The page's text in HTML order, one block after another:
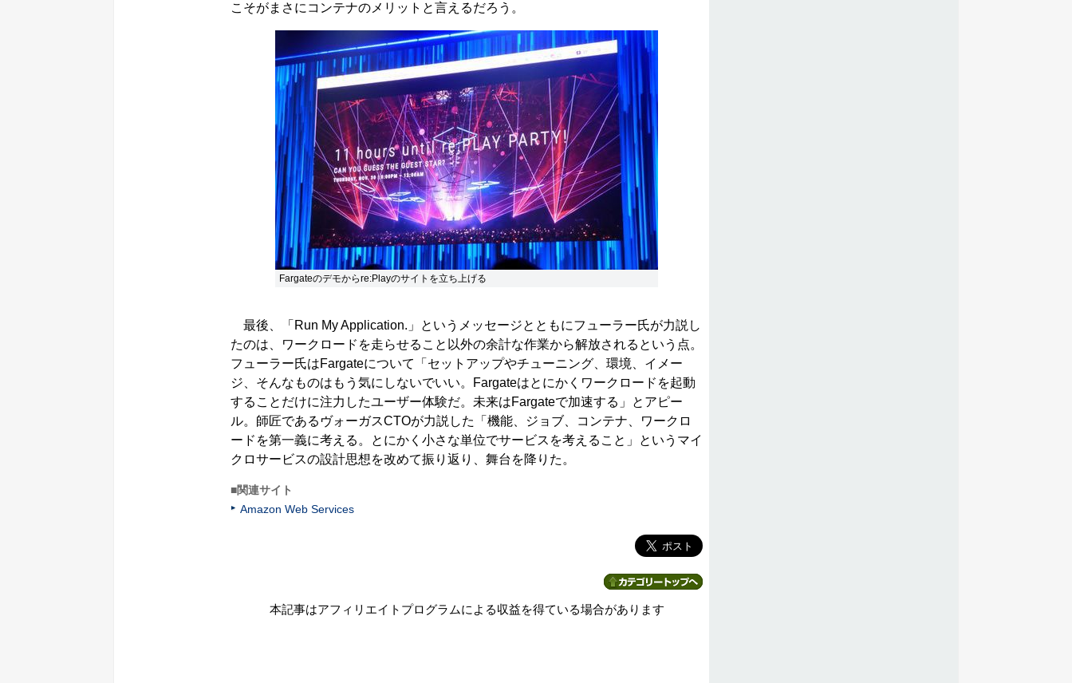
こそがまさにコンテナのメリットと言えるだろう。
Fargateのデモからre:Playのサイトを立ち上げる
最後、「Run My Application.」というメッセージとともにフューラー氏が力説し
たのは、ワークロードを走らせること以外の余計な作業から解放されるという点。
フューラー氏はFargateについて「セットアップやチューニング、環境、イメー
ジ、そんなものはもう気にしないでいい。Fargateはとにかくワークロードを起動
することだけに注力したユーザー体験だ。未来はFargateで加速する」とアピー
ル。師匠であるヴォーガスCTOが力説した「機能、ジョブ、コンテナ、ワークロ
ードを第一義に考える。とにかく小さな単位でサービスを考えること」というマイ
クロサービスの設計思想を改めて振り返り、舞台を降りた。
■関連サイト
Amazon Web Services
本記事はアフィリエイトプログラムによる収益を得ている場合があります